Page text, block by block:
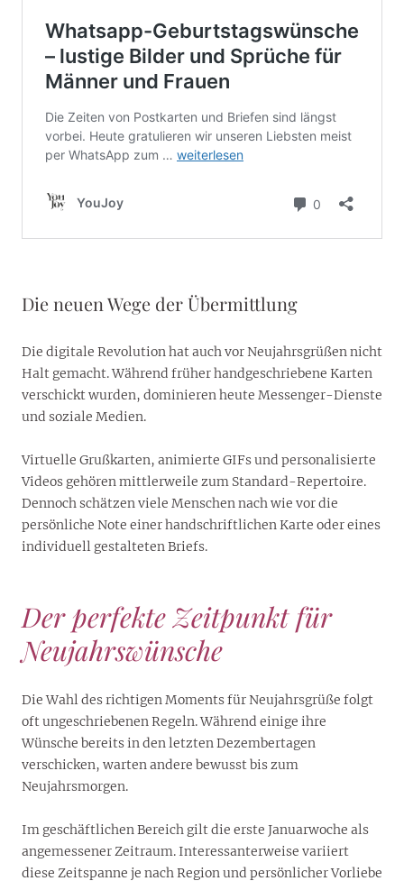
Die neuen Wege der Übermittlung
Die digitale Revolution hat auch vor Neujahrsgrüßen nicht
Halt gemacht. Während früher handgeschriebene Karten
verschickt wurden, dominieren heute Messenger-Dienste
und soziale Medien.
Virtuelle Grußkarten, animierte GIFs und personalisierte
Videos gehören mittlerweile zum Standard-Repertoire.
Dennoch schätzen viele Menschen nach wie vor die
persönliche Note einer handschriftlichen Karte oder eines
individuell gestalteten Briefs.
Der perfekte Zeitpunkt für
Neujahrswünsche
Die Wahl des richtigen Moments für Neujahrsgrüße folgt
oft ungeschriebenen Regeln. Während einige ihre
Wünsche bereits in den letzten Dezembertagen
verschicken, warten andere bewusst bis zum
Neujahrsmorgen.
Im geschäftlichen Bereich gilt die erste Januarwoche als
angemessener Zeitraum. Interessanterweise variiert
diese Zeitspanne je nach Region und persönlicher Vorliebe